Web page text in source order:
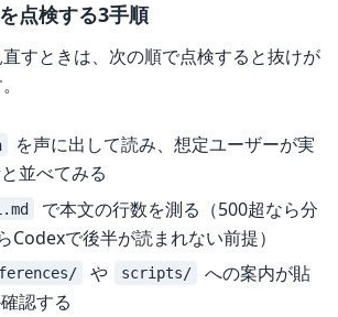
点検する3手順
すときは、次の順で点検すると抜けが
を声に出して読み、想定ユーザーが実
並べてみる
で本文の行数を測る（500超なら分
Codexで後半が読まれない前提）
や scripts/
への案内が貼
認する